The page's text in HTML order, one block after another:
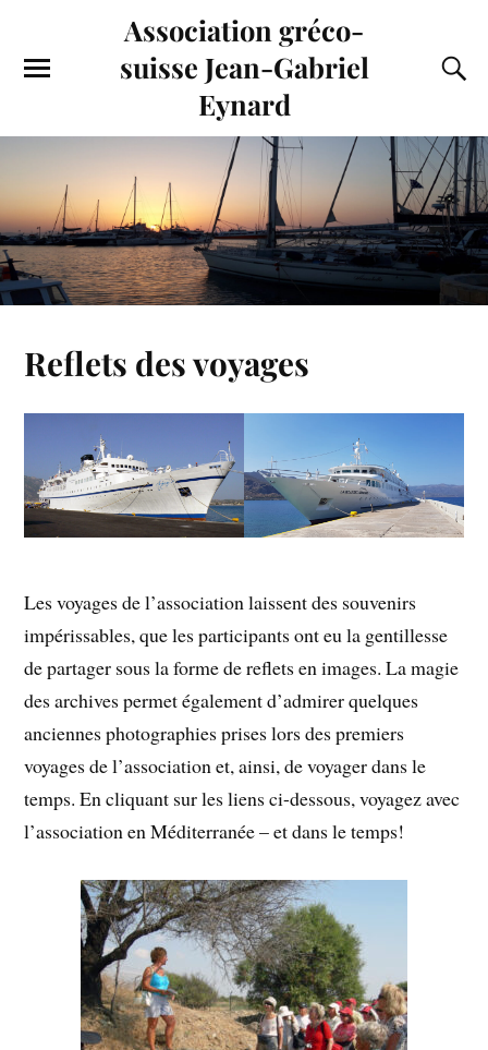
Association gréco-
suisse Jean-Gabriel
Eynard
Reflets des voyages
Les voyages de l’association laissent des souvenirs
impérissables, que les participants ont eu la gentillesse
de partager sous la forme de reflets en images. La magie
des archives permet également d’admirer quelques
anciennes photographies prises lors des premiers
voyages de l’association et, ainsi, de voyager dans le
temps. En cliquant sur les liens ci-dessous, voyagez avec
l’association en Méditerranée – et dans le temps!